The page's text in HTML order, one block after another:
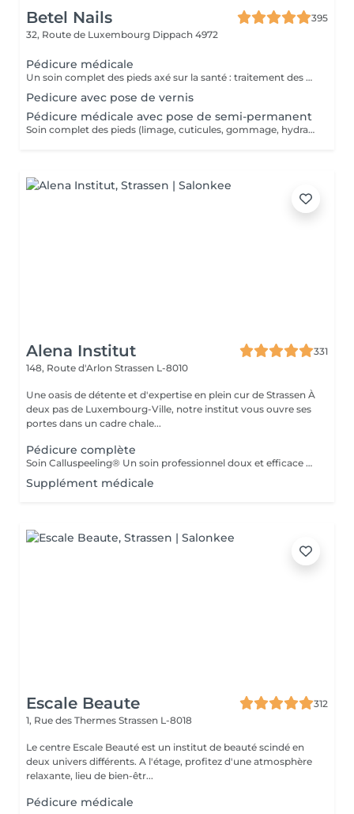
Betel Nails
395
32, Route de Luxembourg Dippach 4972
Pédicure médicale
Un soin complet des pieds axé sur la santé : traitement des callosités, cors, durillons, ongles incarnés ou épaissis. Soulage les douleurs et améliore le confort au quotidien.
Pedicure avec pose de vernis
Pédicure médicale avec pose de semi-permanent
Soin complet des pieds (limage, cuticules, gommage, hydratation), suivi de la pose d'un vernis semi-permanent longue tenue.
Alena Institut
331
148, Route d'Arlon Strassen L-8010
Une oasis de détente et d'expertise en plein cur de Strassen À
deux pas de Luxembourg-Ville, notre institut vous ouvre ses
portes dans un cadre chale...
Pédicure complète
Soin Calluspeeling® Un soin professionnel doux et efficace qui élimine les callosités, talons secs et rugosités sans lame ni fraise. Les patches aux extraits végétaux lissent la peau, réparent en profondeur et laissent les pieds incroyablement doux dès la première séance.
Supplément médicale
Escale Beaute
312
1, Rue des Thermes Strassen L-8018
Le centre Escale Beauté est un institut de beauté scindé en
deux univers différents. A l'étage, profitez d'une atmosphère
relaxante, lieu de bien-êtr...
Pédicure médicale